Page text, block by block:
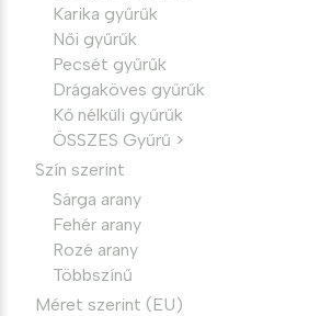
Karika gyűrűk
Női gyűrűk
Pecsét gyűrűk
Drágaköves gyűrűk
Kő nélküli gyűrűk
ÖSSZES Gyűrű >
Szín szerint
Sárga arany
Fehér arany
Rozé arany
Többszínű
Méret szerint (EU)